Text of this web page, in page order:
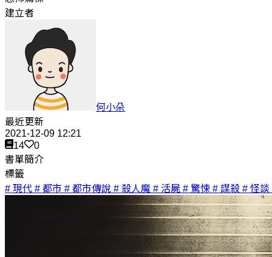
建立者
何小朵
最近更新
2021-12-09 12:21
14
0
書單簡介
標籤
# 現代 # 都市 # 都市傳說 # 殺人魔 # 活屍 # 驚悚 # 謀殺 # 怪談